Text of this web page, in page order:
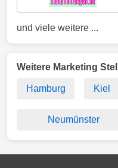
und viele weitere ...
Weitere Marketing
Hamburg Kiel
Neumünster